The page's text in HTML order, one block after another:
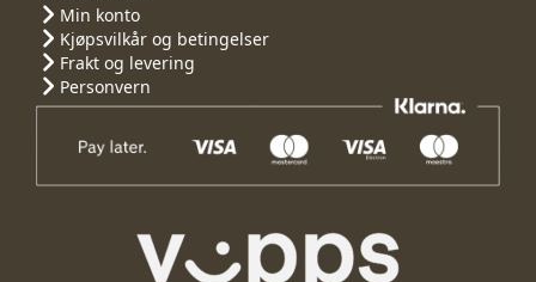
Min konto
Kjøpsvilkår og betingelser
Frakt og levering
Personvern